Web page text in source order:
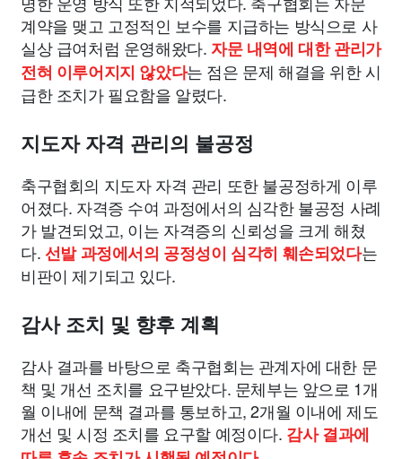
계약을 맺고 고정적인 보수를 지급하는 방식으로 사
실상 급여처럼 운영해왔다. 자문 내역에 대한 관리가
전혀 이루어지지 않았다는 점은 문제 해결을 위한 시
급한 조치가 필요함을 알렸다.
지도자 자격 관리의 불공정
축구협회의 지도자 자격 관리 또한 불공정하게 이루
어졌다. 자격증 수여 과정에서의 심각한 불공정 사례
가 발견되었고, 이는 자격증의 신뢰성을 크게 해쳤
다.선발 과정에서의 공정성이 심각히 훼손되었다는
비판이 제기되고 있다.
감사 조치 및 향후 계획
감사 결과를 바탕으로 축구협회는 관계자에 대한 문
책 및 개선 조치를 요구받았다. 문체부는 앞으로 1개
월 이내에 문책 결과를 통보하고, 2개월 이내에 제도
개선 및 시정 조치를 요구할 예정이다. 감사 결과에